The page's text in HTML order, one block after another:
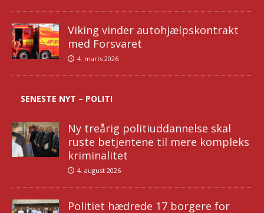
Viking vinder autohjælpskontrakt
med Forsvaret
4. marts 2026
SENESTE NYT – POLITI
Ny treårig politiuddannelse skal
ruste betjentene til mere kompleks
kriminalitet
4. august 2026
Politiet hædrede 17 borgere for